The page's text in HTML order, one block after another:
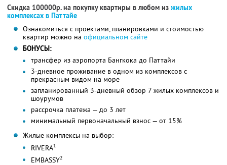
Скидка 100000р. на покупку квартиры в любом из жилых
комплексах в Паттайе
Ознакомиться с проектами, планировками и стоимостью
квартир можно на официальном сайте
БОНУСЫ:
трансфер из аэропорта Бангкока до Паттайи
3-дневное проживание в одном из комплексов с
прекрасным видом на море
запланированный 3-дневный обзор 7 жилых комплексов и
шоурумов
рассрочка платежа — до 3 лет
минимальный первоначальный взнос — от 15%
Жилые комплексы на выбор:
RIVERA1
EMBASSY2